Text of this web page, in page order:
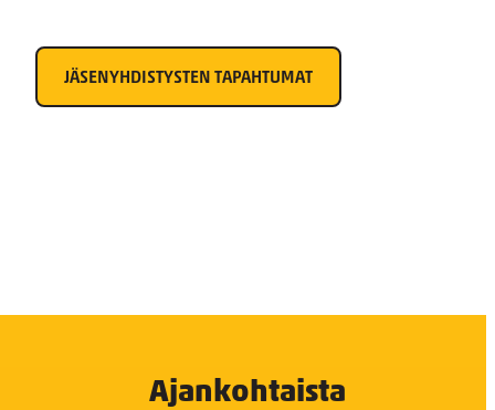
JÄSENYHDISTYSTEN TAPAHTUMAT
Ajankohtaista